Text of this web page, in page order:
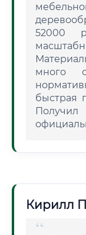
52000
много
быстрая
Кирилл